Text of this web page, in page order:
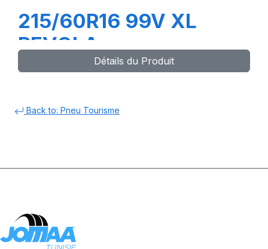
215/60R16 99V XL
REVOLA
Détails du Produit
Back to: Pneu Tourisme